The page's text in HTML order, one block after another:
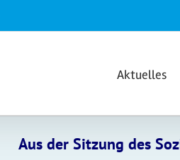
Aktuelles
Aus der Sitzung des